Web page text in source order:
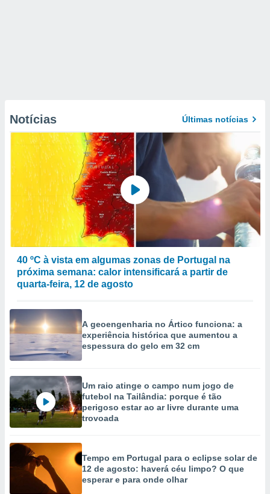
Notícias Últimas notícias
40 ºC à vista em algumas zonas de Portugal na
próxima semana: calor intensificará a partir de
quarta-feira, 12 de agosto
A geoengenharia no Ártico funciona: a
experiência histórica que aumentou a
espessura do gelo em 32 cm
Um raio atinge o campo num jogo de
futebol na Tailândia: porque é tão
perigoso estar ao ar livre durante uma
trovoada
Tempo em Portugal para o eclipse solar de
12 de agosto: haverá céu limpo? O que
esperar e para onde olhar